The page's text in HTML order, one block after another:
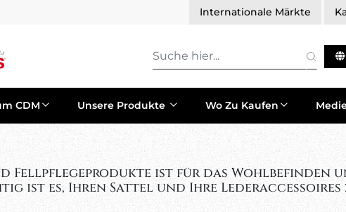
Internationale Märkte
CDM Unsere Produkte Wo Zu Kaufen
Fellpflegeprodukte ist für das Wohlbefinden
ist es, Ihren Sattel und Ihre Lederaccessoires